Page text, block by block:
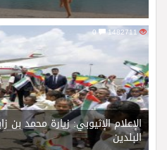
1482711
0
الإعلام الإثيوبي: زيارة محمد
البلدين